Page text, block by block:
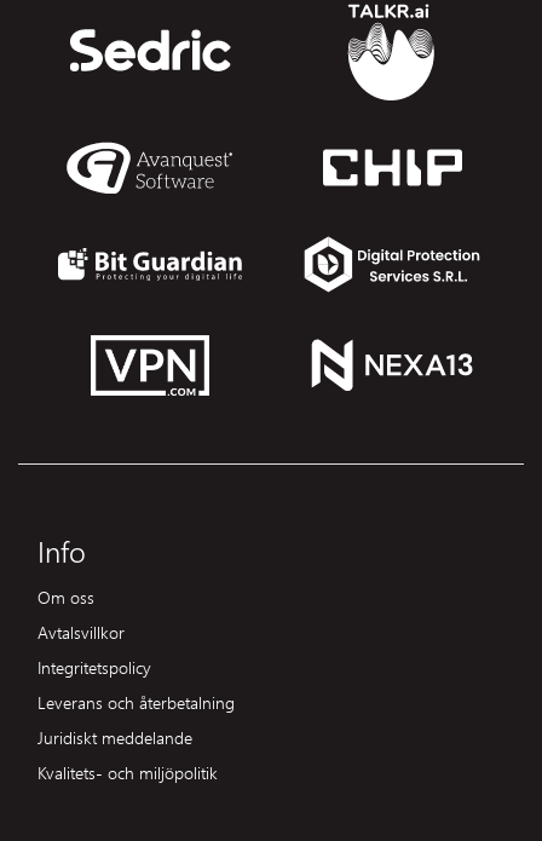
Info
Om oss
Avtalsvillkor
Integritetspolicy
Leverans och återbetalning
Juridiskt meddelande
Kvalitets- och miljöpolitik